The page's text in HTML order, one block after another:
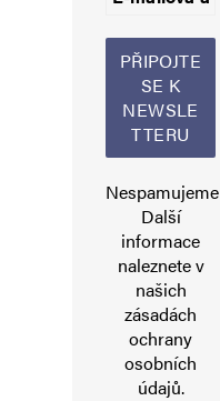
Alternative:
Další
informace
naleznete v
našich
zásadách
ochrany
osobních
údajů.